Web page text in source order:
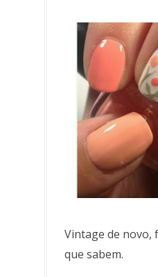
Vintage de novo,
que sabem.